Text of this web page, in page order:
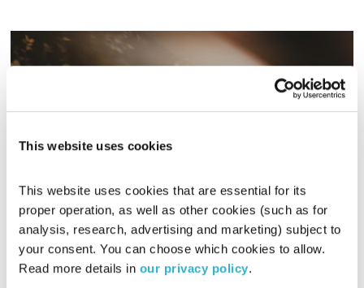
This website uses cookies
This website uses cookies that are essential for its
proper operation, as well as other cookies (such as for
analysis, research, advertising and marketing) subject to
your consent. You can choose which cookies to allow.
Read more details in our privacy policy.
עולם קטן – 8.12.25
עולם קטן
אורי בנקהלטר